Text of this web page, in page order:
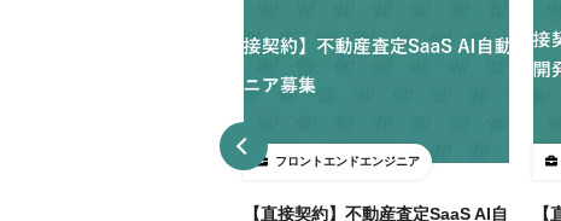
フロントエンドエンジニア
【直接契約】不動産査定SaaS AI自